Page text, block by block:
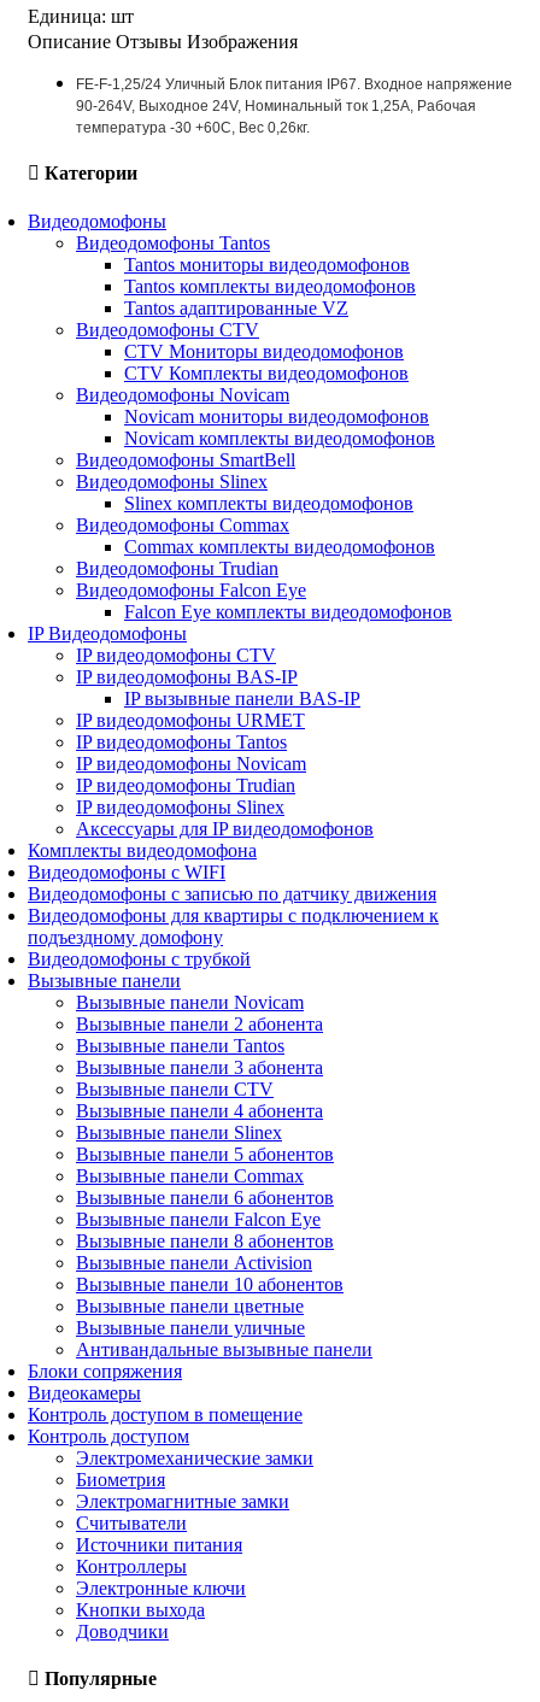
Единица: шт
Описание Отзывы Изображения
FE-F-1,25/24 Уличный Блок питания IP67. Входное напряжение
90-264V, Выходное 24V, Номинальный ток 1,25A, Рабочая
температура -30 +60С, Вес 0,26кг.
Категории
Видеодомофоны
Видеодомофоны Tantos
Tantos мониторы видеодомофонов
Tantos комплекты видеодомофонов
Tantos адаптированные VZ
Видеодомофоны CTV
CTV Мониторы видеодомофонов
CTV Комплекты видеодомофонов
Видеодомофоны Novicam
Novicam мониторы видеодомофонов
Novicam комплекты видеодомофонов
Видеодомофоны SmartBell
Видеодомофоны Slinex
Slinex комплекты видеодомофонов
Видеодомофоны Commax
Commax комплекты видеодомофонов
Видеодомофоны Trudian
Видеодомофоны Falcon Eye
Falcon Eye комплекты видеодомофонов
IP Видеодомофоны
IP видеодомофоны CTV
IP видеодомофоны BAS-IP
IP вызывные панели BAS-IP
IP видеодомофоны URMET
IP видеодомофоны Tantos
IP видеодомофоны Novicam
IP видеодомофоны Trudian
IP видеодомофоны Slinex
Аксессуары для IP видеодомофонов
Комплекты видеодомофона
Видеодомофоны с WIFI
Видеодомофоны с записью по датчику движения
Видеодомофоны для квартиры с подключением к
подъездному домофону
Видеодомофоны с трубкой
Вызывные панели
Вызывные панели Novicam
Вызывные панели 2 абонента
Вызывные панели Tantos
Вызывные панели 3 абонента
Вызывные панели CTV
Вызывные панели 4 абонента
Вызывные панели Slinex
Вызывные панели 5 абонентов
Вызывные панели Commax
Вызывные панели 6 абонентов
Вызывные панели Falcon Eye
Вызывные панели 8 абонентов
Вызывные панели Activision
Вызывные панели 10 абонентов
Вызывные панели цветные
Вызывные панели уличные
Антивандальные вызывные панели
Блоки сопряжения
Видеокамеры
Контроль доступом в помещение
Контроль доступом
Электромеханические замки
Биометрия
Электромагнитные замки
Считыватели
Источники питания
Контроллеры
Электронные ключи
Кнопки выхода
Доводчики
Популярные